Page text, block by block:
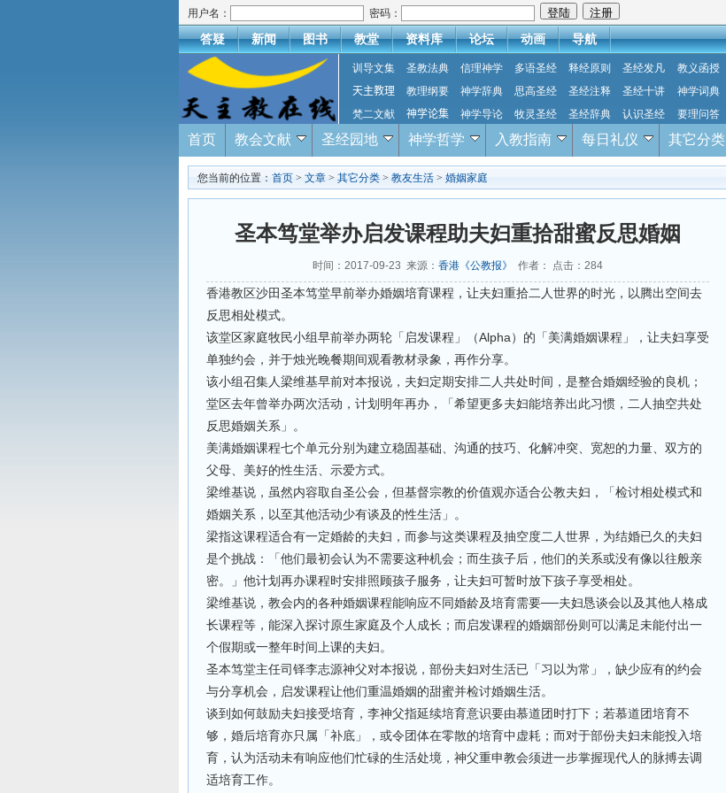
用户名： 密码：
答疑 新闻 图书 教堂 资料库 论坛 动画 导航
训导文集 圣教法典 信理神学 多语圣经 释经原则 圣经发凡 教义函授
天主教理
教理纲要 神学辞典 思高圣经 圣经注释 圣经十讲 神学词典
梵二文献
神学论集 神学导论 牧灵圣经 圣经辞典 认识圣经 要理问答
首页 教会文献 圣经园地 神学哲学 入教指南 每日礼仪 其它分类
您当前的位置： 首页 > 文章 > 其它分类 > 教友生活 > 婚姻家庭
圣本笃堂举办启发课程助夫妇重拾甜蜜反思婚姻
时间：2017-09-23 来源： 香港《公教报》 作者： 点击： 284
香港教区沙田圣本笃堂早前举办婚姻培育课程，让夫妇重拾二人世界的时光，以腾出空间去
反思相处模式。
该堂区家庭牧民小组早前举办两轮「启发课程」（Alpha）的「美满婚姻课程」，让夫妇享受
单独约会，并于烛光晚餐期间观看教材录象，再作分享。
该小组召集人梁维基早前对本报说，夫妇定期安排二人共处时间，是整合婚姻经验的良机；
堂区去年曾举办两次活动，计划明年再办，「希望更多夫妇能培养出此习惯，二人抽空共处
反思婚姻关系」。
美满婚姻课程七个单元分别为建立稳固基础、沟通的技巧、化解冲突、宽恕的力量、双方的
父母、美好的性生活、示爱方式。
梁维基说，虽然内容取自圣公会，但基督宗教的价值观亦适合公教夫妇，「检讨相处模式和
婚姻关系，以至其他活动少有谈及的性生活」。
梁指这课程适合有一定婚龄的夫妇，而参与这类课程及抽空度二人世界，为结婚已久的夫妇
是个挑战：「他们最初会认为不需要这种机会；而生孩子后，他们的关系或没有像以往般亲
密。」他计划再办课程时安排照顾孩子服务，让夫妇可暂时放下孩子享受相处。
梁维基说，教会内的各种婚姻课程能响应不同婚龄及培育需要──夫妇恳谈会以及其他人格成
长课程等，能深入探讨原生家庭及个人成长；而启发课程的婚姻部份则可以满足未能付出一
个假期或一整年时间上课的夫妇。
圣本笃堂主任司铎李志源神父对本报说，部份夫妇对生活已「习以为常」，缺少应有的约会
与分享机会，启发课程让他们重温婚姻的甜蜜并检讨婚姻生活。
谈到如何鼓励夫妇接受培育，李神父指延续培育意识要由慕道团时打下；若慕道团培育不
够，婚后培育亦只属「补底」，或令团体在零散的培育中虚耗；而对于部份夫妇未能投入培
育，认为活动未有响应他们忙碌的生活处境，神父重申教会须进一步掌握现代人的脉搏去调
适培育工作。